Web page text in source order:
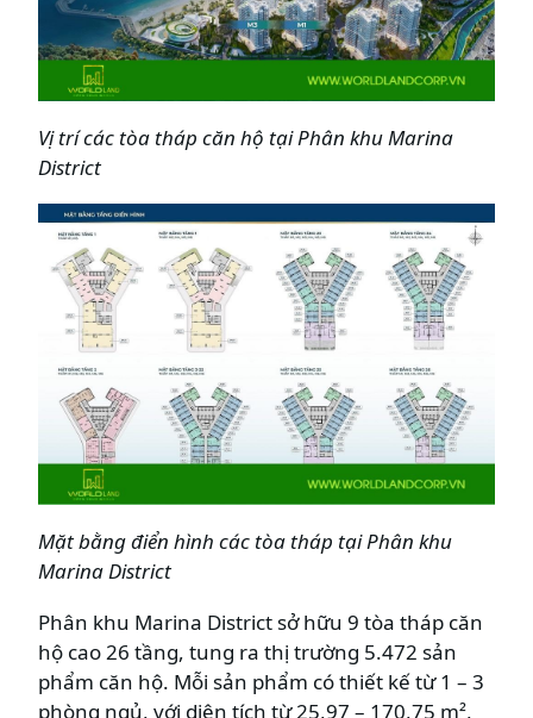
Vị trí các tòa tháp căn hộ tại Phân khu Marina
District
Mặt bằng điển hình các tòa tháp tại Phân khu
Marina District
Phân khu Marina District sở hữu 9 tòa tháp căn
hộ cao 26 tầng, tung ra thị trường 5.472 sản
phẩm căn hộ. Mỗi sản phẩm có thiết kế từ 1 – 3
phòng ngủ, với diện tích từ 25,97 – 170,75 m²,